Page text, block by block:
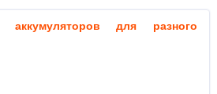
аккумуляторов для разного